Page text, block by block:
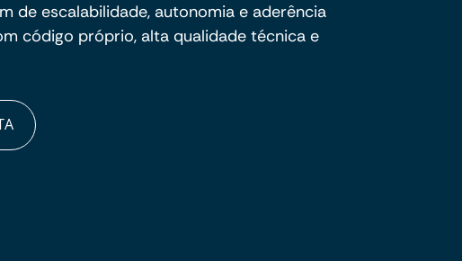
de escalabilidade, autonomia e aderência
código próprio, alta qualidade técnica e